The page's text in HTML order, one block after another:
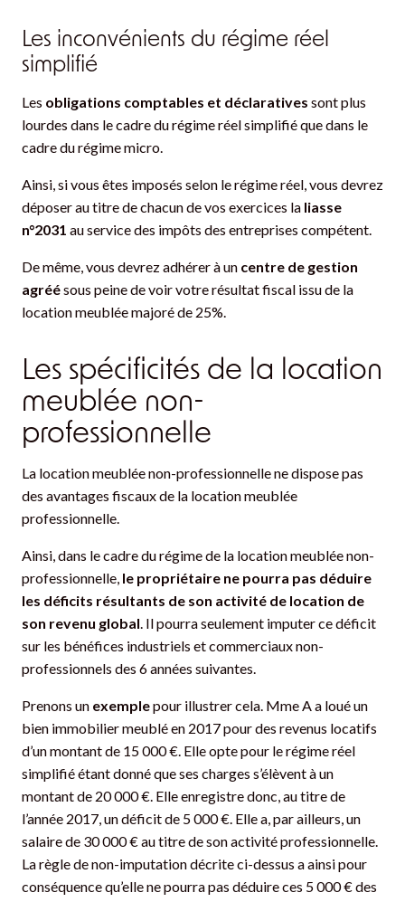
Les inconvénients du régime réel
simplifié
Les obligations comptables et déclaratives sont plus
lourdes dans le cadre du régime réel simplifié que dans le
cadre du régime micro.
Ainsi, si vous êtes imposés selon le régime réel, vous devrez
déposer au titre de chacun de vos exercices la liasse
n°2031 au service des impôts des entreprises compétent.
De même, vous devrez adhérer à un centre de gestion
agréésous peine de voir votre résultat fiscal issu de la
location meublée majoré de 25%.
Les spécificités de la location
meublée non-
professionnelle
La location meublée non-professionnelle ne dispose pas
des avantages fiscaux de la location meublée
professionnelle.
Ainsi, dans le cadre du régime de la location meublée non-
professionnelle, le propriétaire ne pourra pas déduire
les déficits résultants de son activité de location de
son revenu global. Il pourra seulement imputer ce déficit
sur les bénéfices industriels et commerciaux non-
professionnels des 6 années suivantes.
Prenons un exemplepour illustrer cela. Mme A a loué un
bien immobilier meublé en 2017 pour des revenus locatifs
d’un montant de 15 000 €. Elle opte pour le régime réel
simplifié étant donné que ses charges s’élèvent à un
montant de 20 000 €. Elle enregistre donc, au titre de
l’année 2017, un déficit de 5 000 €. Elle a, par ailleurs, un
salaire de 30 000 € au titre de son activité professionnelle.
La règle de non-imputation décrite ci-dessus a ainsi pour
conséquence qu’elle ne pourra pas déduire ces 5 000 € des